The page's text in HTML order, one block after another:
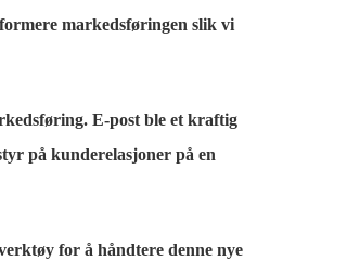
markedsføringen slik vi
E-post ble et kraftig
på kunderelasjoner på en
for å håndtere denne nye